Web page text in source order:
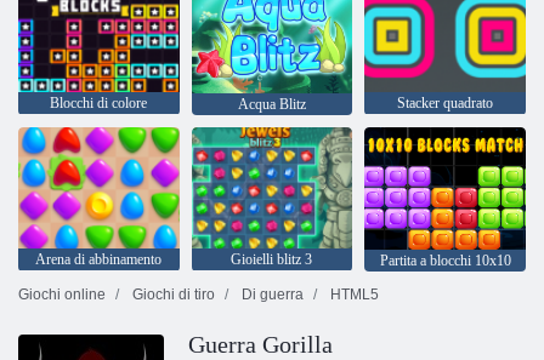
Blocchi di colore Acqua Blitz Stacker quadrato
Arena di abbinamento Gioielli blitz 3
Partita a blocchi 10x10
Giochi online
Giochi di tiro Di guerra HTML5
Guerra Gorilla